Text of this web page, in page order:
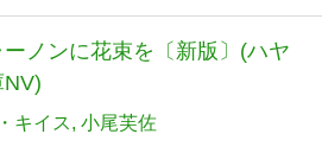
ノンに花束を〔新版〕(ハヤ
NV)
キイス 小尾芙佐